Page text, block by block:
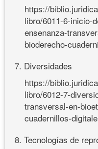
https://
libro/6011-6-inicio-
ensenanza-
bioderecho-
7. Diversidades
https://
libro/6012-7-
transversal-en-
cuadernillos-
8. Tecnologías de